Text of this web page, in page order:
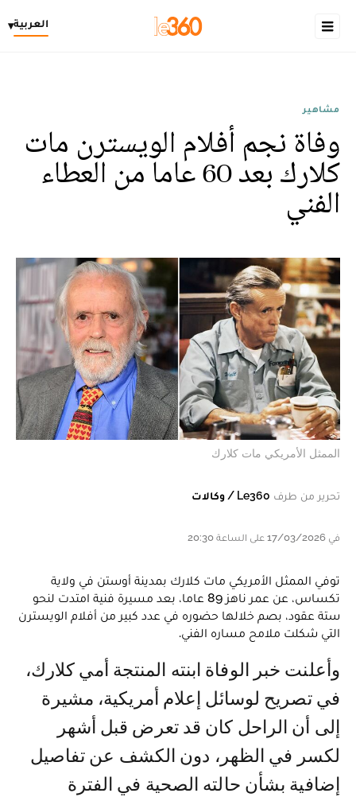
العربية▾
مشاهير
وفاة نجم أفلام الويسترن مات
كلارك بعد 60 عاما من العطاء
الفني
الممثل الأمريكي مات كلارك
تحرير من طرف Le360 / وكالات
في 17/03/2026 على الساعة 20:30
توفي الممثل الأمريكي مات كلارك بمدينة أوستن في ولاية
تكساس، عن عمر ناهز 89 عاما، بعد مسيرة فنية امتدت لنحو
ستة عقود، بصم خلالها حضوره في عدد كبير من أفلام الويسترن
التي شكلت ملامح مساره الفني.
وأعلنت خبر الوفاة ابنته المنتجة أمي كلارك،
في تصريح لوسائل إعلام أمريكية، مشيرة
إلى أن الراحل كان قد تعرض قبل أشهر
لكسر في الظهر، دون الكشف عن تفاصيل
إضافية بشأن حالته الصحية في الفترة